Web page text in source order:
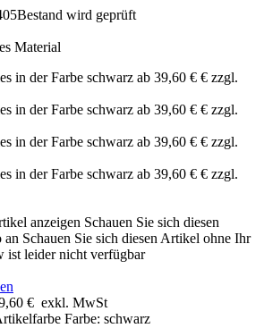
Bestand wird geprüft
Material
anzeigen Schauen Sie sich diesen
an Schauen Sie sich diesen Artikel ohne Ihr
ist leider nicht verfügbar
€ exkl. MwSt
Farbe: schwarz